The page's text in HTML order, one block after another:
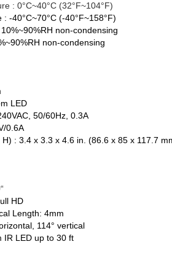
: 0°C~40°C (32°F~104°F)
-40°C~70°C (-40°F~158°F)
non-condensing
non-condensing
LED
50/60Hz, 0.3A
0.6A
H) : 3.4 x 3.3 x 4.6 in. (86.6 x 85 x 117.7
HD
Length: 4mm
114° vertical
IR LED up to 30 ft